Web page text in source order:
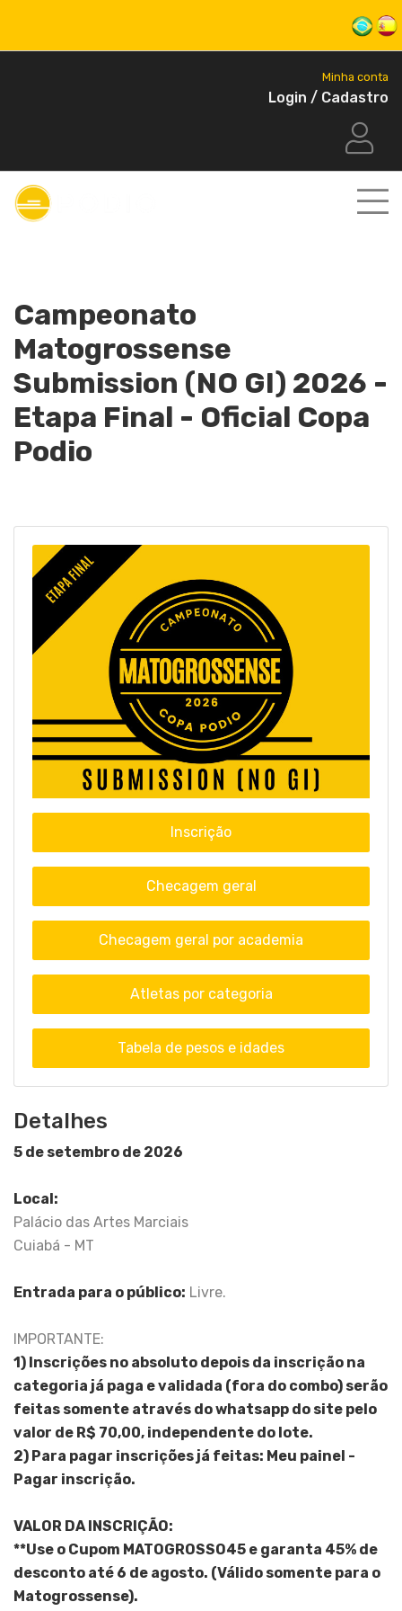
Minha conta
Login / Cadastro
Campeonato
Matogrossense
Submission (NO GI) 2026 -
Etapa Final - Oficial Copa
Podio
Detalhes
5 de setembro de 2026
Local:
Palácio das Artes Marciais
Cuiabá - MT
Entrada para o público: Livre.
IMPORTANTE:
1) Inscrições no absoluto depois da inscrição na
categoria já paga e validada (fora do combo) serão
feitas somente através do whatsapp do site pelo
valor de R$ 70,00, independente do lote.
2) Para pagar inscrições já feitas: Meu painel -
Pagar inscrição.
VALOR DA INSCRIÇÃO:
**Use o Cupom MATOGROSSO45 e garanta 45% de
desconto até 6 de agosto. (Válido somente para o
Matogrossense).
Inscrição
Checagem geral
Checagem geral por academia
Atletas por categoria
Tabela de pesos e idades